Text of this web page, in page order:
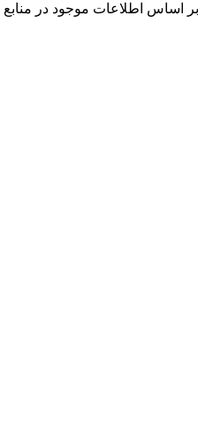
بر اساس اطلاعات موجود در